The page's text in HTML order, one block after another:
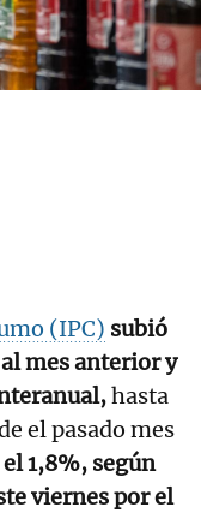
(IPC) subió
mes anterior y
hasta
el pasado mes
1,8%, según
viernes por el